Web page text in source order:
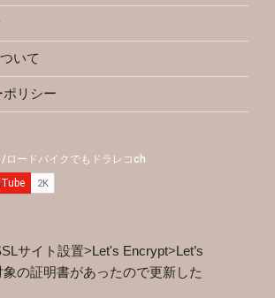
いて
リシー
サイト設置>Let's Encrypt>Let’s
の証明書があったので更新した